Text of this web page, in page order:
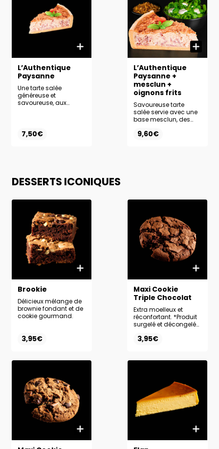
L’Authentique
Paysanne
Une tarte salée
généreuse et
savoureuse, aux
7,50€
L’Authentique
Paysanne +
mesclun +
oignons frits
Savoureuse tarte
salée servie avec une
base mesclun, des
sauce au choix
9,60€
DESSERTS ICONIQUES
Brookie
Délicieux mélange de
brownie fondant et de
cookie gourmand.
3,95€
Maxi Cookie
Triple Chocolat
Extra moelleux et
réconfortant. *Produit
surgelé et décongelé
3,95€